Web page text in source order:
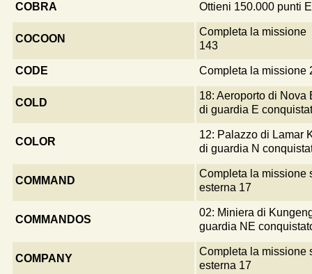
COBRA Ottieni 150.000 punti
COCOON
Completa la missione
143
CODE Completa la missione
COLD
18: Aeroporto di Nova
di guardia E
COLOR
12: Palazzo di Lamar
di guardia N
COMMAND
Completa la missione
esterna 17
COMMANDOS
02: Miniera di
guardia NE
COMPANY
Completa la missione
esterna 17